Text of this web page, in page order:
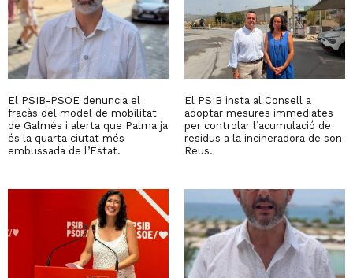
El PSIB-PSOE denuncia el
fracàs del model de mobilitat
de Galmés i alerta que Palma ja
és la quarta ciutat més
embussada de l’Estat.
El PSIB insta al Consell a
adoptar mesures immediates
per controlar l’acumulació de
residus a la incineradora de son
Reus.